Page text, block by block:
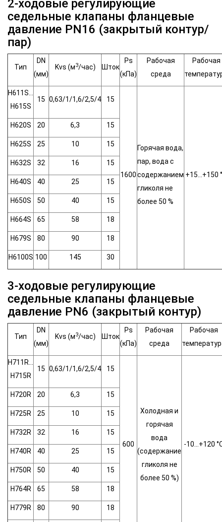
2-ходовые регулирующие
седельные клапаны фланцевые
давление PN16 (закрытый контур/
пар)
Тип
DN
(мм)
Kvs (м3/час) Шток
Ps
(кПа)
Рабочая
среда
Рабочая
H611S…
H615S
15 0,63/1/1,6/2,5/4 15
1600
Горячая вода,
пар, вода с
содержанием
гликоля не
более 50 %
+15…+150
H620S 20 6,3 15
H625S 25 10 15
H632S 32 16 15
H640S 40 25 15
H650S 50 40 15
H664S 65 58 18
H679S 80 90 18
H6100S 100 145 30
3-ходовые регулирующие
седельные клапаны фланцевые
давление PN6 (закрытый контур)
Тип
DN
(мм)
Kvs (м3/час) Шток
Ps
(кПа)
Рабочая
среда
Рабочая
H711R…
H715R
15 0,63/1/1,6/2,5/4 15
600
Холодная и
горячая
вода
(содержание
гликоля не
более 50 %)
-10…+120
H720R 20 6,3 15
H725R 25 10 15
H732R 32 16 15
H740R 40 25 15
H750R 50 40 15
H764R 65 58 18
H779R 80 90 18